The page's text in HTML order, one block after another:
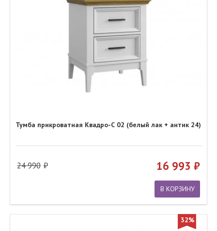
Тумба прикроватная Квадро-С 02 (белый лак + антик 24)
24 990 16 993
В КОРЗИНУ
32%